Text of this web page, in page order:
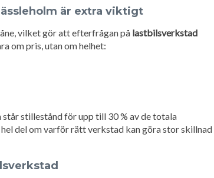
är extra viktigt
vilket gör att efterfrågan på lastbilsverkstad
om pris, utan om helhet:
stillestånd för upp till 30 % av de totala
del om varför rätt verkstad kan göra stor skillnad